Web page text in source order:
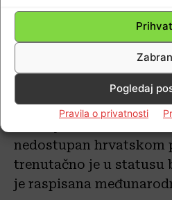
Pogledaj
Pravila o privatnosti
državni odvjetnik Dinko
izjavio kako ne očekuje
povjerenstvo moglo
provodi DORH.
Najvažniji svjedok koje
nedostupan hrvatskom
trenutačno je u statusu
je raspisana